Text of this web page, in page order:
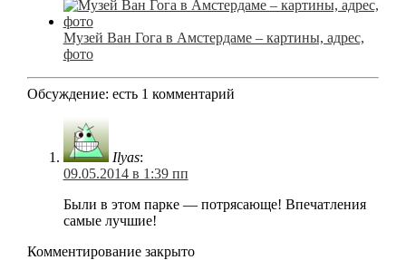
Музей Ван Гога в Амстердаме – картины, адрес,
фото
Обсуждение: есть 1 комментарий
Ilyas:
09.05.2014 в 1:39 пп
Были в этом парке — потрясающе! Впечатления
самые лучшие!
Комментирование закрыто